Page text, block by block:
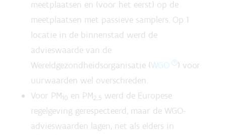
meetplaatsen en (voor het eerst) op de
meetplaatsen met passieve samplers. Op 1
locatie in de binnenstad werd de
advieswaarde van de
Wereldgezondheidsorganisatie (WGO
) voor
uurwaarden wel overschreden.
Voor PM10 en PM2,5 werd de Europese
regelgeving gerespecteerd, maar de WGO-
advieswaarden lagen, net als elders in